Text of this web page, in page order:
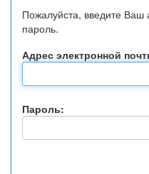
Пожалуйста, введите Ваш
пароль.
Адрес электронной
Пароль: